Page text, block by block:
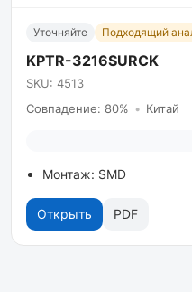
Уточняйте Подходящий
KPTR-3216SURCK
SKU: 4513
Совпадение: 80% • Китай
Монтаж: SMD
Открыть PDF